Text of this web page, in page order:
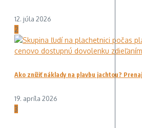
12. júla 2026
2
Ako znížiť náklady na plavbu jachtou?
19. apríla 2026
3